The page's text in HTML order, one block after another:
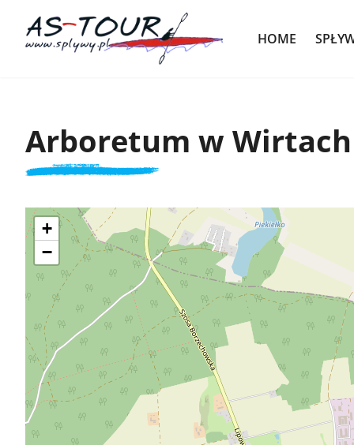
HOME
Arboretum w Wirtach
+
−